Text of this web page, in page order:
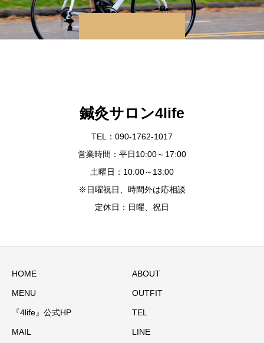
鍼灸サロン4life
TEL：090-1762-1017
営業時間：平日10:00～17:00
土曜日：10:00～13:00
※日曜祝日、時間外は応相談
定休日：日曜、祝日
HOME ABOUT
MENU OUTFIT
『4life』公式HP TEL
MAIL LINE